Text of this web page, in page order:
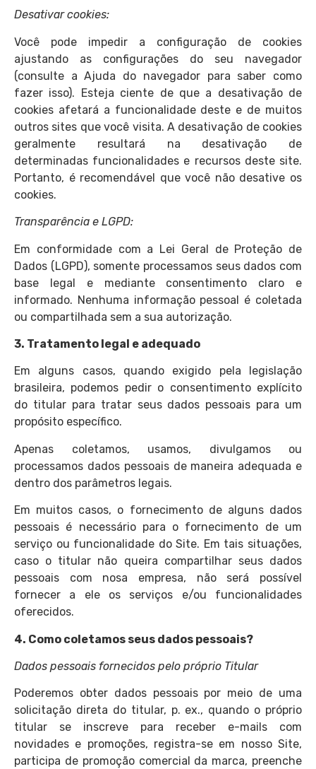
Desativar cookies:
Você pode impedir a configuração de cookies
ajustando as configurações do seu navegador
(consulte a Ajuda do navegador para saber como
fazer isso). Esteja ciente de que a desativação de
cookies afetará a funcionalidade deste e de muitos
outros sites que você visita. A desativação de cookies
geralmente resultará na desativação de
determinadas funcionalidades e recursos deste site.
Portanto, é recomendável que você não desative os
cookies.
Transparência e LGPD:
Em conformidade com a Lei Geral de Proteção de
Dados (LGPD), somente processamos seus dados com
base legal e mediante consentimento claro e
informado. Nenhuma informação pessoal é coletada
ou compartilhada sem a sua autorização.
3. Tratamento legal e adequado
Em alguns casos, quando exigido pela legislação
brasileira, podemos pedir o consentimento explícito
do titular para tratar seus dados pessoais para um
propósito específico.
Apenas coletamos, usamos, divulgamos ou
processamos dados pessoais de maneira adequada e
dentro dos parâmetros legais.
Em muitos casos, o fornecimento de alguns dados
pessoais é necessário para o fornecimento de um
serviço ou funcionalidade do Site. Em tais situações,
caso o titular não queira compartilhar seus dados
pessoais com nosa empresa, não será possível
fornecer a ele os serviços e/ou funcionalidades
oferecidos.
4. Como coletamos seus dados pessoais?
Dados pessoais fornecidos pelo próprio Titular
Poderemos obter dados pessoais por meio de uma
solicitação direta do titular, p. ex., quando o próprio
titular se inscreve para receber e-mails com
novidades e promoções, registra-se em nosso Site,
participa de promoção comercial da marca, preenche